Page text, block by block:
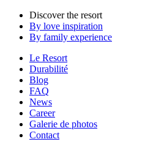
Discover the resort
By love inspiration
By family experience
Le Resort
Durabilité
Blog
FAQ
News
Career
Galerie de photos
Contact